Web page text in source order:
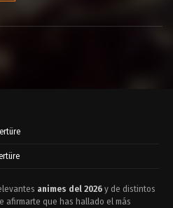
animes del 2026 y de distintos
afirmarte que has hallado el más